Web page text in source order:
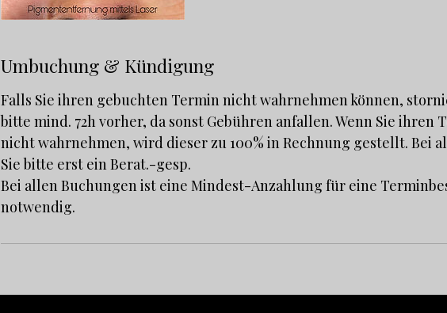
Umbuchung & Kündigung
Falls Sie ihren gebuchten Termin nicht wahrnehmen können,
bitte mind. 72h vorher, da sonst Gebühren anfallen. Wenn Sie ihren
nicht wahrnehmen, wird dieser zu 100% in Rechnung gestellt. Bei
Sie bitte erst ein Berat.-gesp.
Bei allen Buchungen ist eine Mindest-Anzahlung für eine
notwendig.